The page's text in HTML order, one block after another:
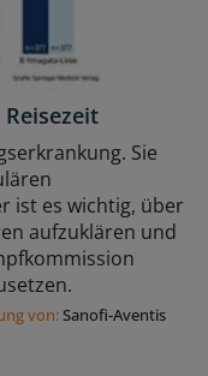
Sie
ist es wichtig, über
aufzuklären und
von:Sanofi-Aventis